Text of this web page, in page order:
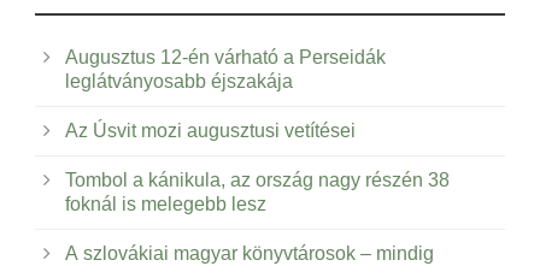
Augusztus 12-én várható a Perseidák
leglátványosabb éjszakája
Az Úsvit mozi augusztusi vetítései
Tombol a kánikula, az ország nagy részén 38
foknál is melegebb lesz
A szlovákiai magyar könyvtárosok – mindig